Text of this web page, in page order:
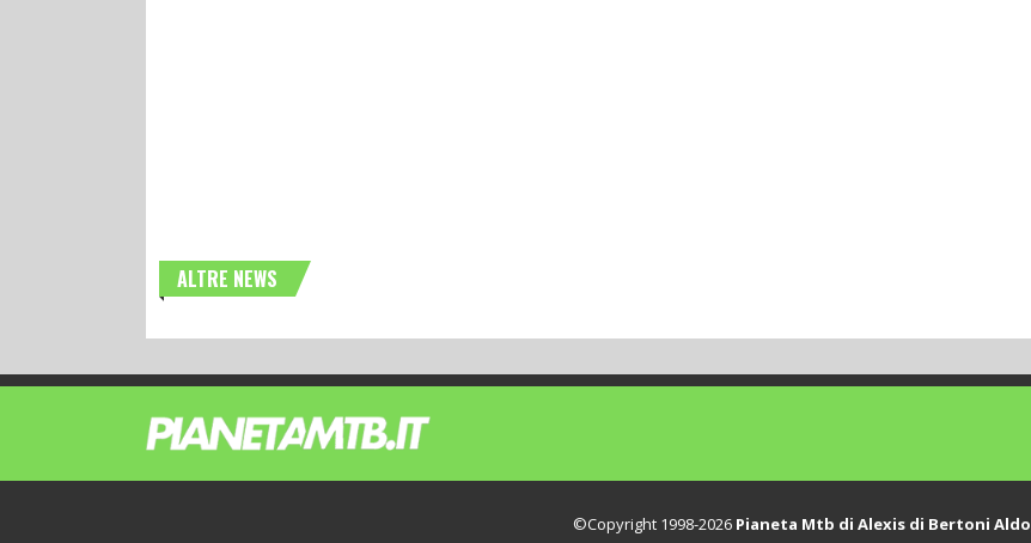
ALTRE NEWS
©Copyright 1998-2026 Pianeta Mtb di Alexis di Bertoni Aldo